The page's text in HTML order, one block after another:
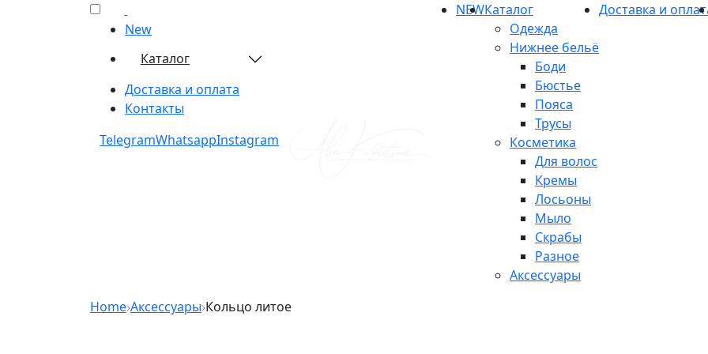
New
Каталог
Доставка и оплата
Контакты
Telegram​Whatsapp​Instagram​
NEWКаталог
Одежда
Нижнее бельё
Боди
Бюстье
Пояса
Трусы
Косметика
Для волос
Кремы
Лосьоны
Мыло
Скрабы
Разное
Аксессуары
Доставка и
Home Аксессуары Кольцо литое